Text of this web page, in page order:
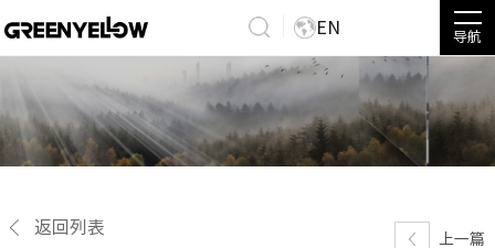
EN
导航
返回列表
上一篇